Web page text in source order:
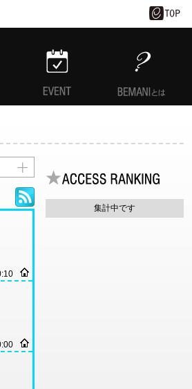
集計中です